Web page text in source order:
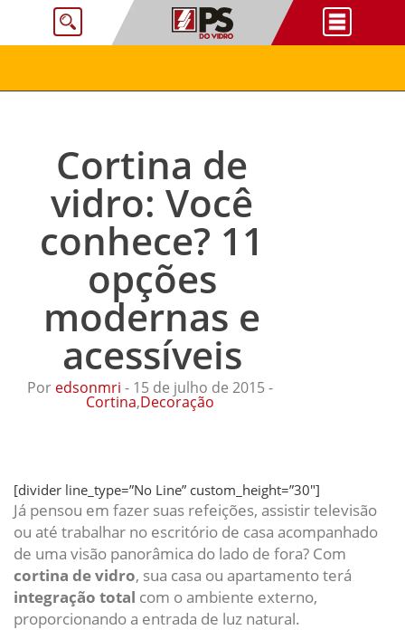
Cortina de
vidro: Você
conhece? 11
opções
modernas e
acessíveis
Por edsonmri - 15 de julho de 2015 -
Cortina,Decoração
[divider line_type=”No Line” custom_height=”30″]
Já pensou em fazer suas refeições, assistir televisão
ou até trabalhar no escritório de casa acompanhado
de uma visão panorâmica do lado de fora? Com
cortina de vidro, sua casa ou apartamento terá
integração total com o ambiente externo,
proporcionando a entrada de luz natural.